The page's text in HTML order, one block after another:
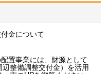
金について
置事業には、財源として
整備調整交付金）を活用